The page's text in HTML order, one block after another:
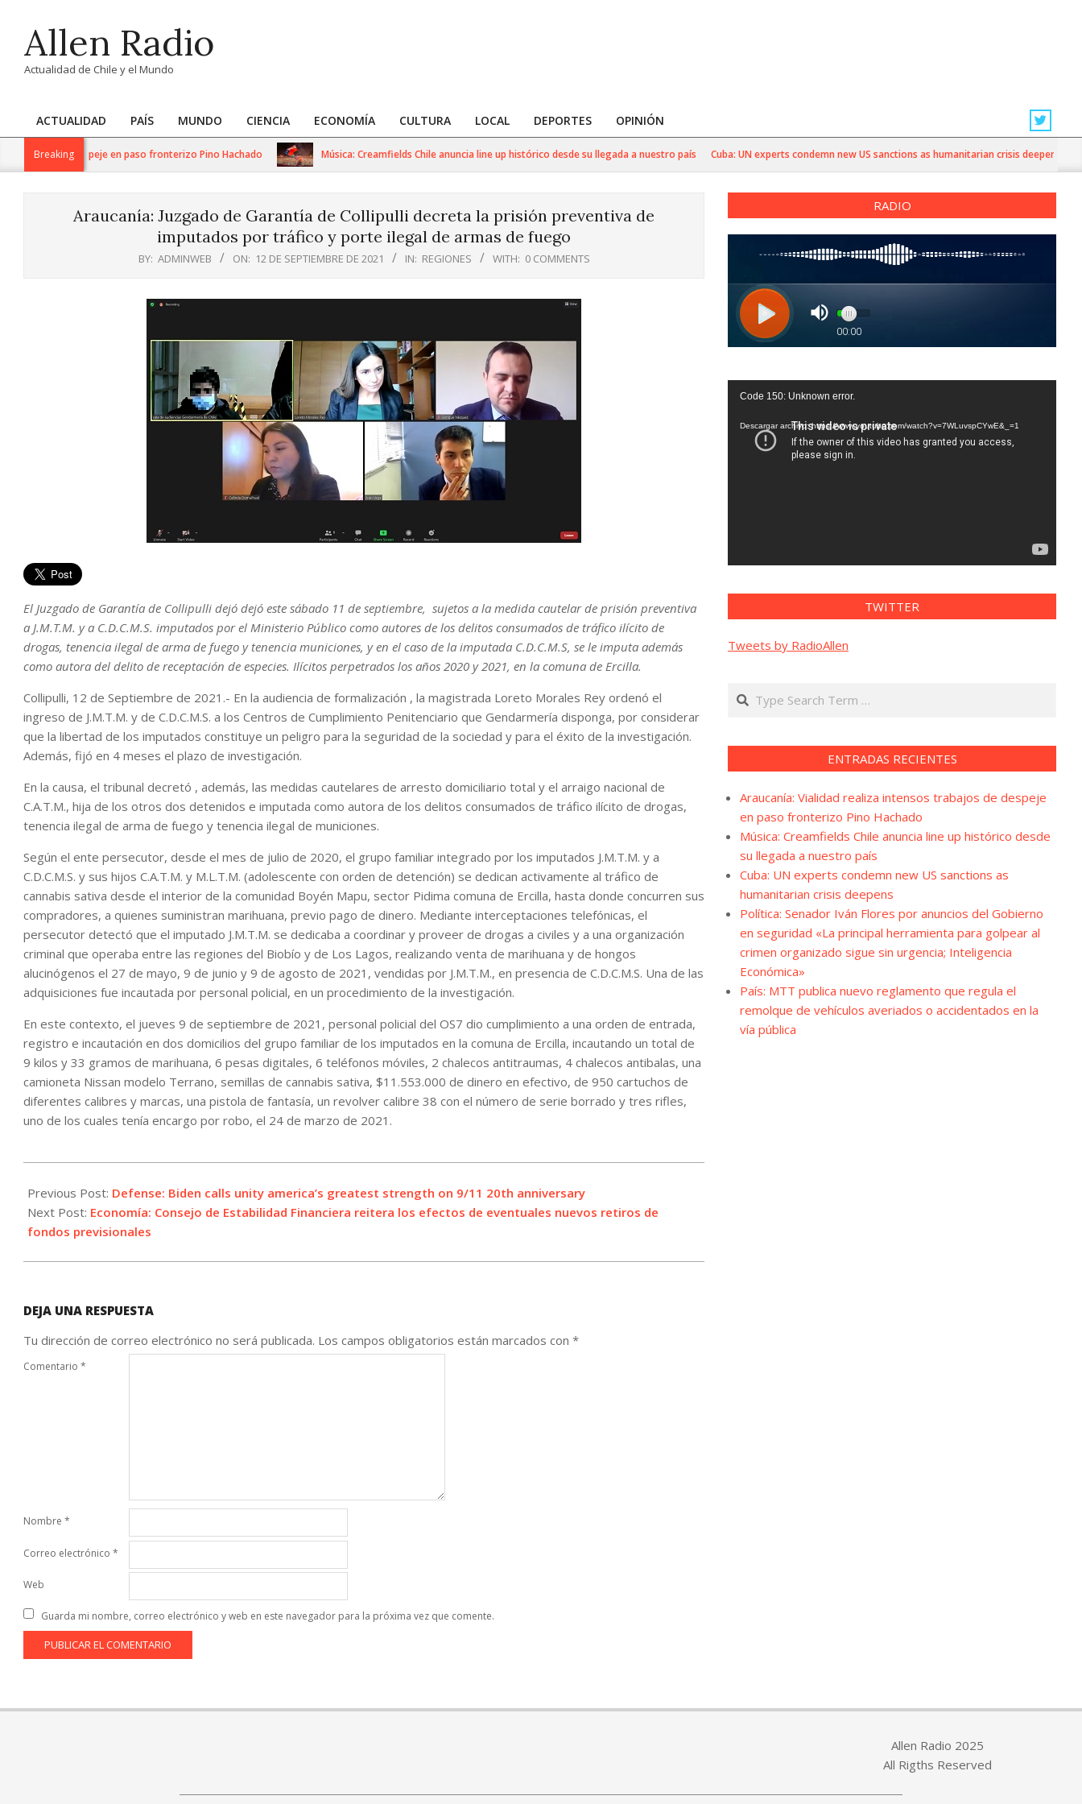
contentAllen Radio
Actualidad de Chile y el Mundo
Primary
Navigation
ACTUALIDAD PAÍS MUNDO CIENCIA ECONOMÍA CULTURA LOCAL DEPORTES OPINIÓN
Breaking
de despeje en paso fronterizo Pino Hachado Música: Creamfields Chile anuncia line up histórico desde su llegada a nuestro país Cuba: UN experts condemn new US sanctions as humanitarian crisis deepens
Araucanía: Juzgado de Garantía de Collipulli decreta la prisión preventiva de
imputados por tráfico y porte ilegal de armas de fuego
BY: ADMINWEB ON: 12 DE SEPTIEMBRE DE 2021 IN: REGIONES WITH: 0 COMMENTS
El Juzgado de Garantía de Collipulli dejó dejó este sábado 11 de septiembre, sujetos a la medida cautelar de prisión preventiva
a J.M.T.M. y a C.D.C.M.S. imputados por el Ministerio Público como autores de los delitos consumados de tráfico ilícito de
drogas, tenencia ilegal de arma de fuego y tenencia municiones, y en el caso de la imputada C.D.C.M.S, se le imputa además
como autora del delito de receptación de especies. Ilícitos perpetrados los años 2020 y 2021, en la comuna de Ercilla.
Collipulli, 12 de Septiembre de 2021.- En la audiencia de formalización , la magistrada Loreto Morales Rey ordenó el
ingreso de J.M.T.M. y de C.D.C.M.S. a los Centros de Cumplimiento Penitenciario que Gendarmería disponga, por considerar
que la libertad de los imputados constituye un peligro para la seguridad de la sociedad y para el éxito de la investigación.
Además, fijó en 4 meses el plazo de investigación.
En la causa, el tribunal decretó , además, las medidas cautelares de arresto domiciliario total y el arraigo nacional de
C.A.T.M., hija de los otros dos detenidos e imputada como autora de los delitos consumados de tráfico ilícito de drogas,
tenencia ilegal de arma de fuego y tenencia ilegal de municiones.
Según el ente persecutor, desde el mes de julio de 2020, el grupo familiar integrado por los imputados J.M.T.M. y a
C.D.C.M.S. y sus hijos C.A.T.M. y M.L.T.M. (adolescente con orden de detención) se dedican activamente al tráfico de
cannabis sativa desde el interior de la comunidad Boyén Mapu, sector Pidima comuna de Ercilla, hasta donde concurren sus
compradores, a quienes suministran marihuana, previo pago de dinero. Mediante interceptaciones telefónicas, el
persecutor detectó que el imputado J.M.T.M. se dedicaba a coordinar y proveer de drogas a civiles y a una organización
criminal que operaba entre las regiones del Biobío y de Los Lagos, realizando venta de marihuana y de hongos
alucinógenos el 27 de mayo, 9 de junio y 9 de agosto de 2021, vendidas por J.M.T.M., en presencia de C.D.C.M.S. Una de las
adquisiciones fue incautada por personal policial, en un procedimiento de la investigación.
En este contexto, el jueves 9 de septiembre de 2021, personal policial del OS7 dio cumplimiento a una orden de entrada,
registro e incautación en dos domicilios del grupo familiar de los imputados en la comuna de Ercilla, incautando un total de
9 kilos y 33 gramos de marihuana, 6 pesas digitales, 6 teléfonos móviles, 2 chalecos antitraumas, 4 chalecos antibalas, una
camioneta Nissan modelo Terrano, semillas de cannabis sativa, $11.553.000 de dinero en efectivo, de 950 cartuchos de
diferentes calibres y marcas, una pistola de fantasía, un revolver calibre 38 con el número de serie borrado y tres rifles,
uno de los cuales tenía encargo por robo, el 24 de marzo de 2021.
09-
12
Previous Post: Defense: Biden calls unity america’s greatest strength on 9/11 20th anniversary
Next Post: Economía: Consejo de Estabilidad Financiera reitera los efectos de eventuales nuevos retiros de
fondos previsionales
DEJA UNA RESPUESTA
Tu dirección de correo electrónico no será publicada. Los campos obligatorios están marcados con *
Comentario *
Nombre *
Correo electrónico *
Web
Guarda mi nombre, correo electrónico y web en este navegador para la próxima vez que comente.
RADIO
Reproductor
vídeo
Code 150: Unknown error.
Descargar archivo: https://www.youtube.com/watch?v=7WLuvspCYwE&_=1
TWITTER
Tweets by RadioAllen
Search
ENTRADAS RECIENTES
Araucanía: Vialidad realiza intensos trabajos de despeje
en paso fronterizo Pino Hachado
Música: Creamfields Chile anuncia line up histórico desde
su llegada a nuestro país
Cuba: UN experts condemn new US sanctions as
humanitarian crisis deepens
Política: Senador Iván Flores por anuncios del Gobierno
en seguridad «La principal herramienta para golpear al
crimen organizado sigue sin urgencia; Inteligencia
Económica»
País: MTT publica nuevo reglamento que regula el
remolque de vehículos averiados o accidentados en la
vía pública
Allen Radio 2025
All Rigths Reserved